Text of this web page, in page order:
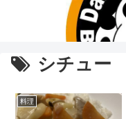
シチュー
料理